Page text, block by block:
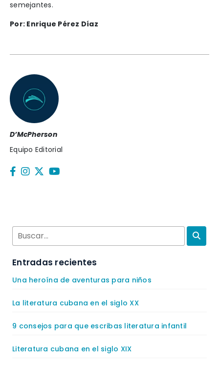
semejantes.
Por: Enrique Pérez Díaz
D’McPherson
Equipo Editorial
Entradas recientes
Una heroína de aventuras para niños
La literatura cubana en el siglo XX
9 consejos para que escribas literatura infantil
Literatura cubana en el siglo XIX